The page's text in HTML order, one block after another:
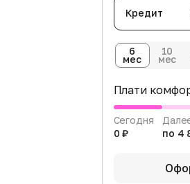
Кредит
6
мес
10
мес
Плати
Сегодня
0 ₽
по 4